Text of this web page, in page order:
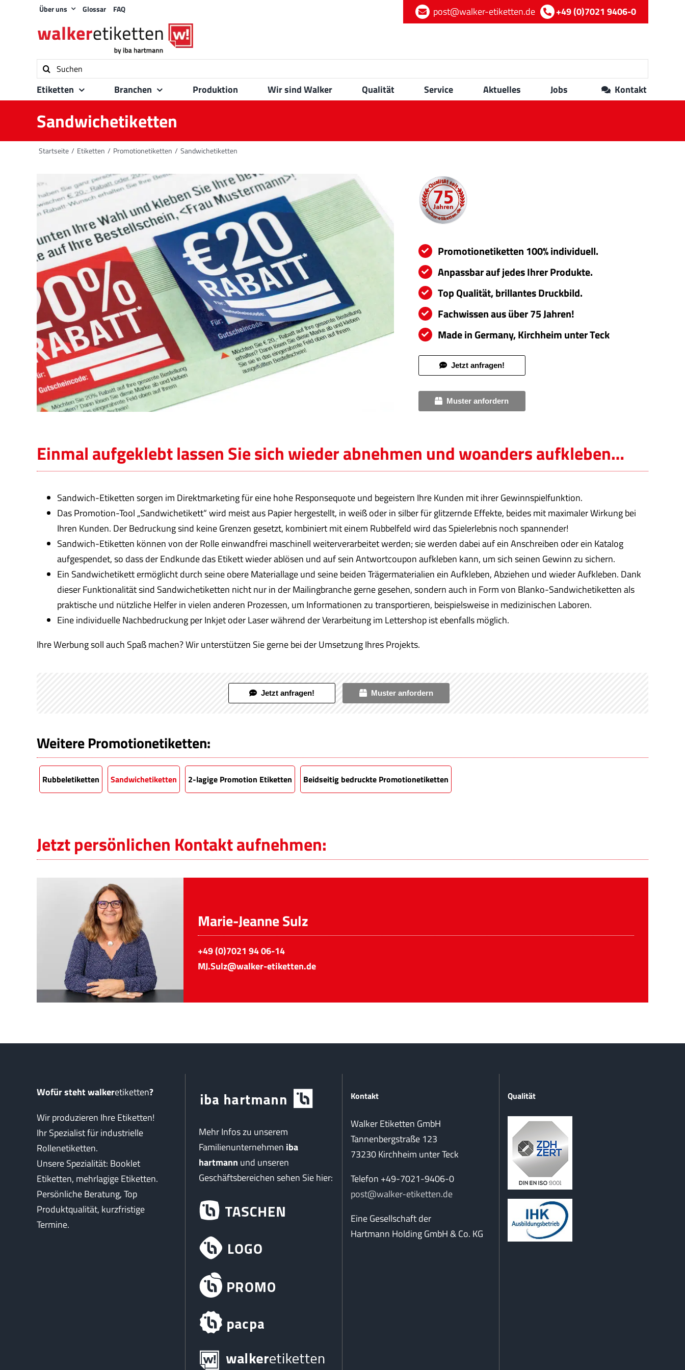
Über uns Glossar FAQ post@walker-etiketten.de +49 (0)7021 9406-0
Suche
nach:
Etiketten Branchen Produktion Wir sind Walker Qualität Service Aktuelles Jobs Kontakt
Sandwichetiketten
Startseite Etiketten Promotionetiketten Sandwichetiketten
Promotionetiketten 100% individuell.
Anpassbar auf jedes Ihrer Produkte.
Top Qualität, brillantes Druckbild.
Fachwissen aus über 75 Jahren!
Made in Germany, Kirchheim unter Teck
Jetzt anfragen!
Muster anfordern
Einmal aufgeklebt lassen Sie sich wieder abnehmen und woanders aufkleben…
Sandwich-Etiketten sorgen im Direktmarketing für eine hohe Responsequote und begeistern Ihre Kunden mit ihrer Gewinnspielfunktion.
Das Promotion-Tool „Sandwichetikett“ wird meist aus Papier hergestellt, in weiß oder in silber für glitzernde Effekte, beides mit maximaler Wirkung bei
Ihren Kunden. Der Bedruckung sind keine Grenzen gesetzt, kombiniert mit einem Rubbelfeld wird das Spielerlebnis noch spannender!
Sandwich-Etiketten können von der Rolle einwandfrei maschinell weiterverarbeitet werden; sie werden dabei auf ein Anschreiben oder ein Katalog
aufgespendet, so dass der Endkunde das Etikett wieder ablösen und auf sein Antwortcoupon aufkleben kann, um sich seinen Gewinn zu sichern.
Ein Sandwichetikett ermöglicht durch seine obere Materiallage und seine beiden Trägermaterialien ein Aufkleben, Abziehen und wieder Aufkleben. Dank
dieser Funktionalität sind Sandwichetiketten nicht nur in der Mailingbranche gerne gesehen, sondern auch in Form von Blanko-Sandwichetiketten als
praktische und nützliche Helfer in vielen anderen Prozessen, um Informationen zu transportieren, beispielsweise in medizinischen Laboren.
Eine individuelle Nachbedruckung per Inkjet oder Laser während der Verarbeitung im Lettershop ist ebenfalls möglich.
Ihre Werbung soll auch Spaß machen? Wir unterstützen Sie gerne bei der Umsetzung Ihres Projekts.
Jetzt anfragen! Muster anfordern
Weitere Promotionetiketten:
Rubbeletiketten Sandwichetiketten 2-lagige Promotion Etiketten Beidseitig bedruckte Promotionetiketten
Jetzt persönlichen Kontakt aufnehmen:
Marie-Jeanne Sulz
+49 (0)7021 94 06-14
MJ.Sulz@walker-etiketten.de
Wofür steht walkeretiketten?
Wir produzieren Ihre Etiketten!
Ihr Spezialist für industrielle
Rollenetiketten.
Unsere Spezialität: Booklet
Etiketten, mehrlagige Etiketten.
Persönliche Beratung, Top
Produktqualität, kurzfristige
Termine.
Mehr Infos zu unserem
Familienunternehmen iba
hartmann und unseren
Geschäftsbereichen sehen Sie hier:
Kontakt
Walker Etiketten GmbH
Tannenbergstraße 123
73230 Kirchheim unter Teck
Telefon +49-7021-9406-0
post@walker-etiketten.de
Eine Gesellschaft der
Hartmann Holding GmbH & Co. KG
Qualität